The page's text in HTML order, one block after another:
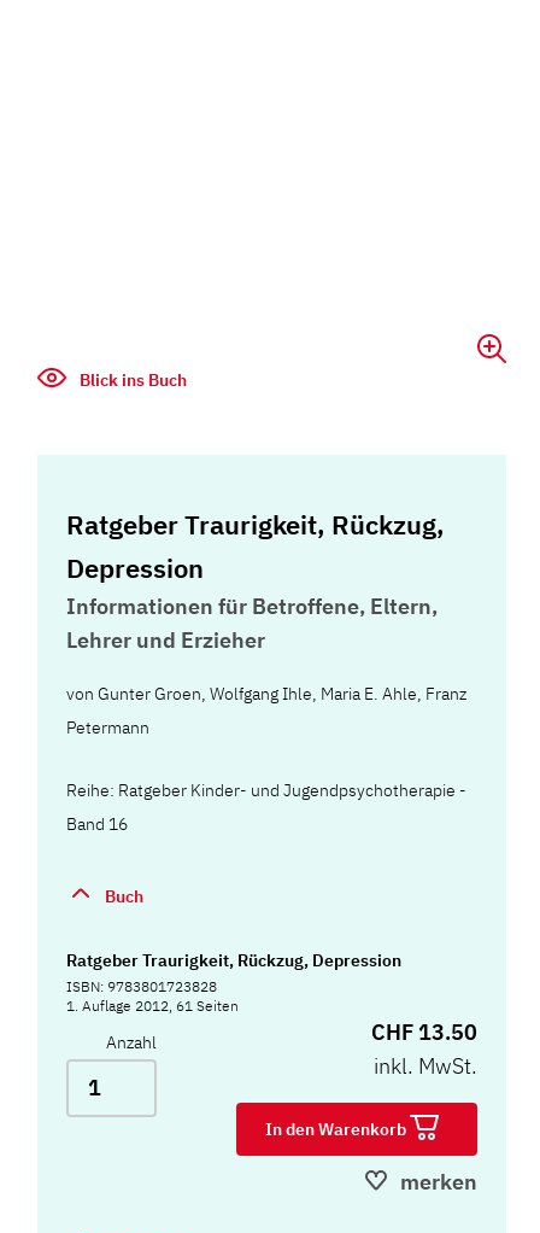
Blick ins Buch
Ratgeber Traurigkeit, Rückzug,
Depression
Informationen für Betroffene, Eltern,
Lehrer und Erzieher
vonGunter Groen,Wolfgang Ihle, Maria E. Ahle, Franz
Petermann
Reihe: Ratgeber Kinder- und Jugendpsychotherapie -
Band 16
Buch
Ratgeber Traurigkeit, Rückzug, Depression
ISBN: 9783801723828
1. Auflage 2012, 61 Seiten
Anzahl
CHF 13.50
inkl. MwSt.
In den Warenkorb
merken